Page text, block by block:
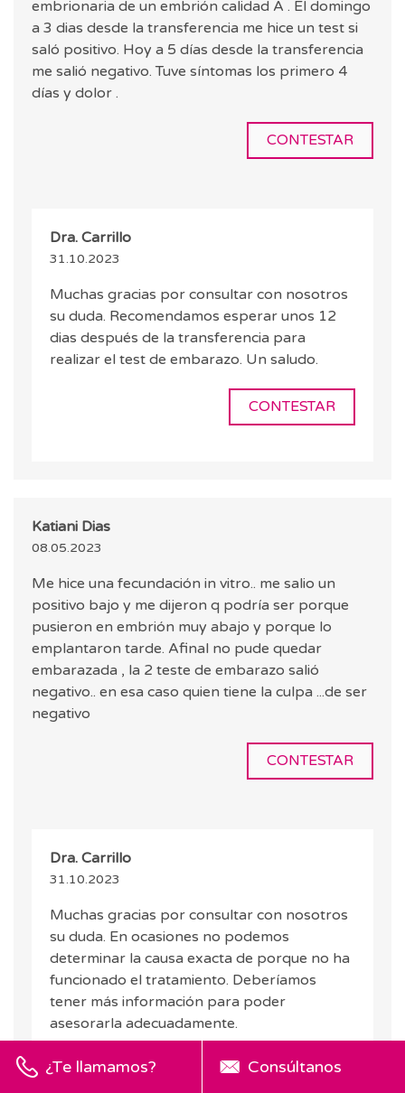
embrionaria de un embrión calidad A . El domingo
a 3 dias desde la transferencia me hice un test si
saló positivo. Hoy a 5 días desde la transferencia
me salió negativo. Tuve síntomas los primero 4
días y dolor .
CONTESTAR
Dra. Carrillo
31.10.2023
Muchas gracias por consultar con nosotros
su duda. Recomendamos esperar unos 12
dias después de la transferencia para
realizar el test de embarazo. Un saludo.
CONTESTAR
Katiani Dias
08.05.2023
Me hice una fecundación in vitro.. me salio un
positivo bajo y me dijeron q podría ser porque
pusieron en embrión muy abajo y porque lo
emplantaron tarde. Afinal no pude quedar
embarazada , la 2 teste de embarazo salió
negativo.. en esa caso quien tiene la culpa ...de ser
negativo
CONTESTAR
Dra. Carrillo
31.10.2023
Muchas gracias por consultar con nosotros
su duda. En ocasiones no podemos
determinar la causa exacta de porque no ha
funcionado el tratamiento. Deberíamos
tener más información para poder
asesorarla adecuadamente.
CONTESTAR
¿Te llamamos? Consúltanos